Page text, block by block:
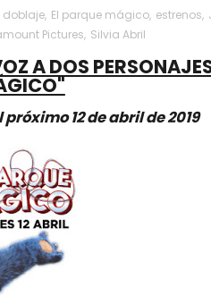
doblaje, El parque mágico, estrenos,
Pictures, Silvia Abril
A DOS
12 de abril de 2019